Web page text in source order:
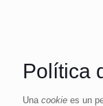
Política
Una cookie es un